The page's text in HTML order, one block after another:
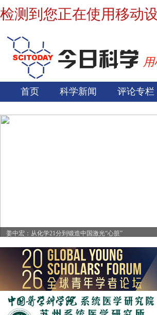
检测到您正在使用移动
首页 科学新闻 评论专栏
姜中宏：从化学21分到锻造中国激光“心脏”